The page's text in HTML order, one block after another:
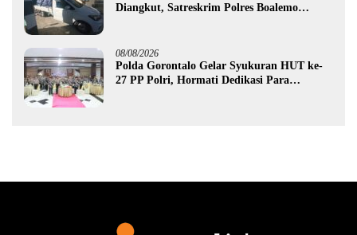
Diangkut, Satreskrim Polres Boalemo
08/08/2026
Polda Gorontalo Gelar Syukuran HUT ke-
27 PP Polri, Hormati Dedikasi Para